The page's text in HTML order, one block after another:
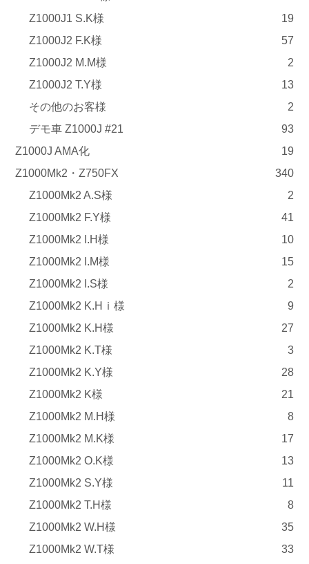
Z1000J1 S.K様
19
Z1000J2 F.K様
57
Z1000J2 M.M様
2
Z1000J2 T.Y様
13
その他のお客様
2
デモ車 Z1000J #21
93
Z1000J AMA化
19
Z1000Mk2・Z750FX
340
Z1000Mk2 A.S様
2
Z1000Mk2 F.Y様
41
Z1000Mk2 I.H様
10
Z1000Mk2 I.M様
15
Z1000Mk2 I.S様
2
Z1000Mk2 K.Hｉ様
9
Z1000Mk2 K.H様
27
Z1000Mk2 K.T様
3
Z1000Mk2 K.Y様
28
Z1000Mk2 K様
21
Z1000Mk2 M.H様
8
Z1000Mk2 M.K様
17
Z1000Mk2 O.K様
13
Z1000Mk2 S.Y様
11
Z1000Mk2 T.H様
8
Z1000Mk2 W.H様
35
Z1000Mk2 W.T様
33